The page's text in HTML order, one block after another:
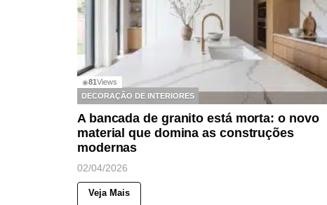
◉81Views
DECORAÇÃO DE INTERIORES
A bancada de granito está morta: o novo
material que domina as construções
modernas
02/04/2026
Veja Mais